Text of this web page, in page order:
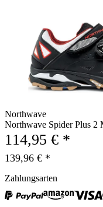
Northwave
Northwave Spider Plus 2
114,95 € *
139,96 € *
Zahlungsarten